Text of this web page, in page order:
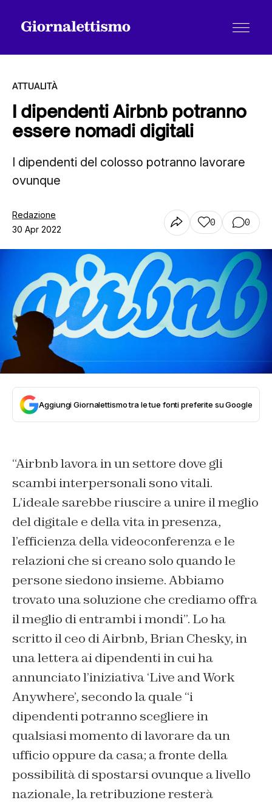
Tutti gli articoli
Chi siamo
Contatti
ATTUALITÀ
I dipendenti Airbnb potranno
essere nomadi digitali
I dipendenti del colosso potranno lavorare
ovunque
Redazione
30 Apr 2022
0 0
Aggiungi Giornalettismo tra le tue fonti preferite su Google
“Airbnb lavora in un settore dove gli
scambi interpersonali sono vitali.
L’ideale sarebbe riuscire a unire il meglio
del digitale e della vita in presenza,
l’efficienza della videoconferenza e le
relazioni che si creano solo quando le
persone siedono insieme. Abbiamo
trovato una soluzione che crediamo offra
il meglio di entrambi i mondi”. Lo ha
scritto il ceo di Airbnb, Brian Chesky, in
una lettera ai dipendenti in cui ha
annunciato l’iniziativa ‘Live and Work
Anywhere’, secondo la quale “i
dipendenti potranno scegliere in
qualsiasi momento di lavorare da un
ufficio oppure da casa; a fronte della
possibilità di spostarsi ovunque a livello
nazionale, la retribuzione resterà